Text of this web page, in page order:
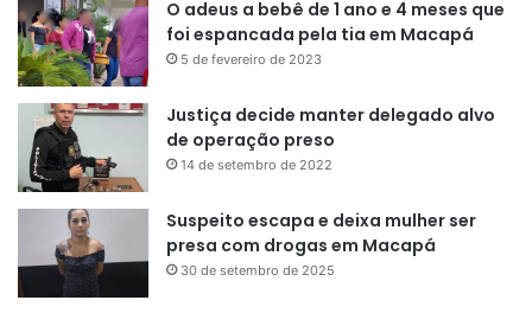
O adeus a bebê de 1 ano e 4 meses que
foi espancada pela tia em Macapá
5 de fevereiro de 2023
Justiça decide manter delegado alvo
de operação preso
14 de setembro de 2022
Suspeito escapa e deixa mulher ser
presa com drogas em Macapá
30 de setembro de 2025